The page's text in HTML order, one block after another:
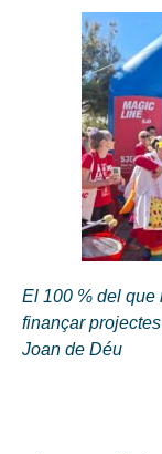
El 100 % del que
finançar
Joan de Déu